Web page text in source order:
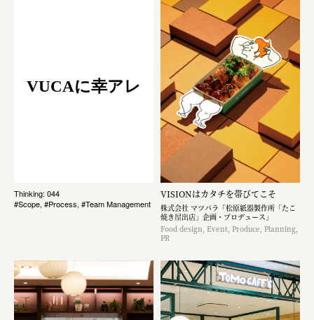
VUCAに幸アレ
Thinking: 044
#Scope, #Process, #Team Management
VISIONはカタチを帯びてこそ
株式会社 マツバラ「松原紙器製作所「たこ
焼き屋出店」企画・プロデュース」
Food design, Event, Produce, Planning,
PR